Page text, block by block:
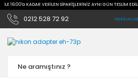
İLE 16:00'a KADAR VERİLEN SİPARİŞLERİNİZ AYNI GÜN TESLİM
0212 528 72 92